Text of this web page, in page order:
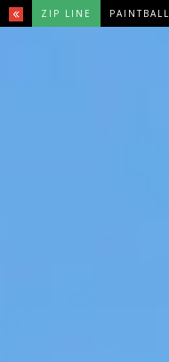
ZIP LINE PAINTBALL